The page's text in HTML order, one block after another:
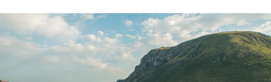
PEO
Auslagern von komplexen HR-Aufgaben
WACHSTUMSPHASE
Startups
Agile HR- und Payroll-Lösungen für wachsende
Honorarzahlungen berechnen
Informationen zu möglichen Währungen und
Abwicklungsfristen für globale Freelancer:innen
Nederlands
Français